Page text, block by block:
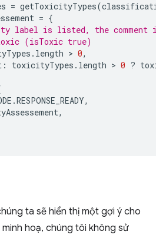
= getToxicityTypes(
= {
label is listed, the comment
(isToxic true)
. length > 0,
: toxicityTypes . length > 0 ?
.RESPONSE_READY,
,
ta sẽ hiển thị một gợi ý cho
hoạ, chúng tôi không sử